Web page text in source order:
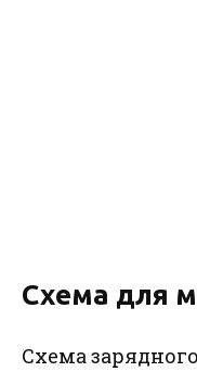
Схема для
Схема